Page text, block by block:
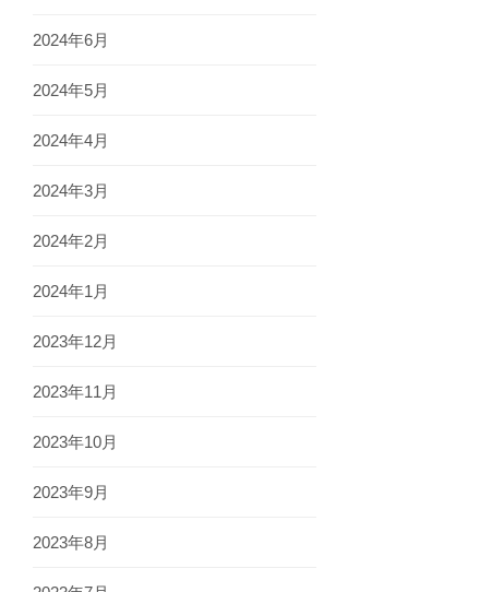
2024年6月
2024年5月
2024年4月
2024年3月
2024年2月
2024年1月
2023年12月
2023年11月
2023年10月
2023年9月
2023年8月